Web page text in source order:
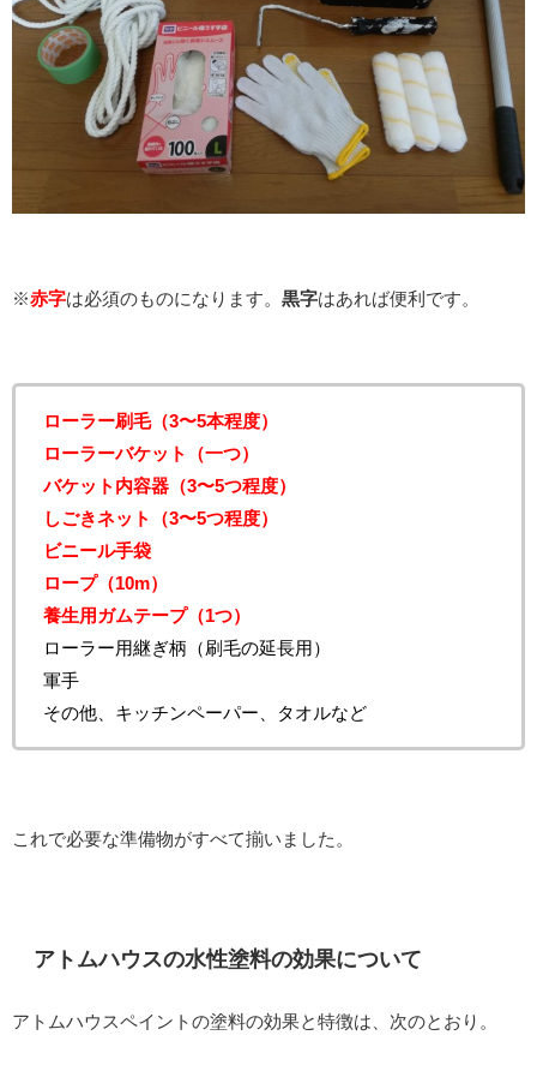
※赤字は必須のものになります。 黒字はあれば便利です。
ローラー刷毛（3〜5本程度）
ローラーバケット（一つ）
バケット内容器（3〜5つ程度）
しごきネット（3〜5つ程度）
ビニール手袋
ロープ（10m）
養生用ガムテープ（1つ）
ローラー用継ぎ柄（刷毛の延長用）
軍手
その他、キッチンペーパー、タオルなど
これで必要な準備物がすべて揃いました。
アトムハウスの水性塗料の効果について
アトムハウスペイントの塗料の効果と特徴は、次のとおり。